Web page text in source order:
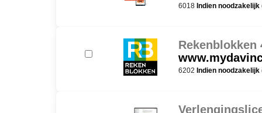
6018 Indien
6202 Indien